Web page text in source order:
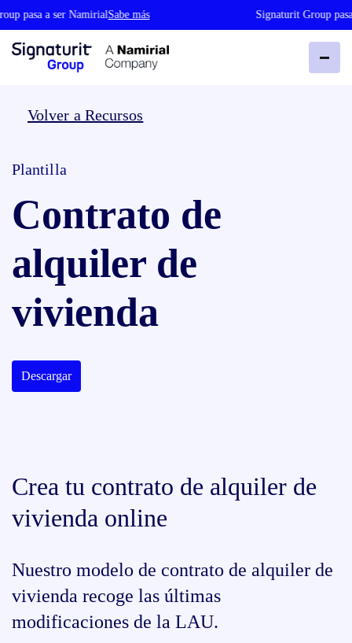
pasa a ser NamirialSabe más Signaturit Group
Volver a Recursos
Plantilla
Contrato de
alquiler de
vivienda
Descargar
Crea tu contrato de alquiler de
vivienda online
Nuestro modelo de contrato de alquiler de
vivienda recoge las últimas
modificaciones de la LAU.